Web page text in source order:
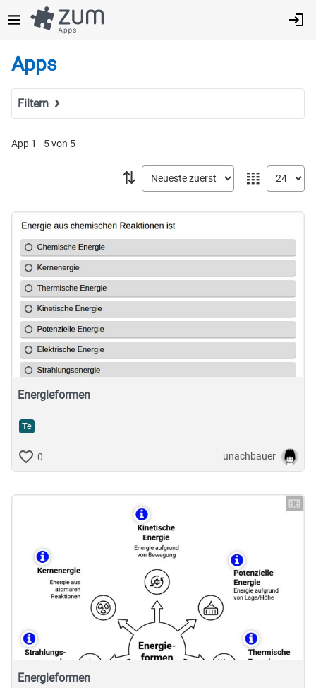
zum
Inhalt
Apps
Filtern
Fach
MINT
Sprachen
Geistes- & Sozialwissenschaften
Musische Fächer & Sport
Berufliche Bildung
Sonstiges
App 1 - 5 von 5
𝍖
⇅
Energieformen
Te
0 unachbauer
Energieformen